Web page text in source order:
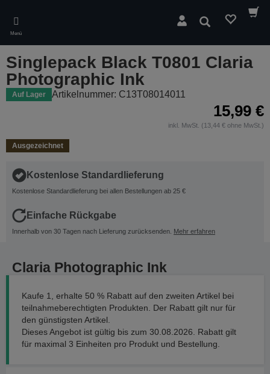
main
content
Menü
Suchen
Singlepack Black T0801 Claria
Photographic Ink
Auf Lager Artikelnummer: C13T08014011
15,99 €
inkl. MwSt. (13,44 € ohne MwSt.)
Ausgezeichnet
Kostenlose Standardlieferung
Kostenlose Standardlieferung bei allen Bestellungen ab 25 €
Einfache Rückgabe
Innerhalb von 30 Tagen nach Lieferung zurücksenden. Mehr erfahren
Claria Photographic Ink
Kaufe 1, erhalte 50 % Rabatt auf den zweiten Artikel bei
teilnahmeberechtigten Produkten. Der Rabatt gilt nur für
den günstigsten Artikel.
Dieses Angebot ist gültig bis zum 30.08.2026. Rabatt gilt
für maximal 3 Einheiten pro Produkt und Bestellung.